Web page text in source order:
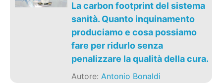
La carbon footprint del sistema
sanità. Quanto inquinamento
produciamo e cosa possiamo
fare per ridurlo senza
penalizzare la qualità della cura.
Autore:Antonio Bonaldi